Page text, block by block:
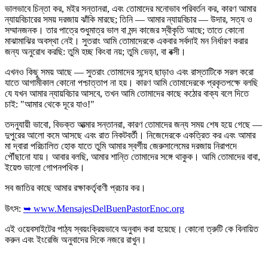
ভালভাবে চিন্তা কর, মইর সন্তানরা, এবং তোমাদের মনোভাব পরিবর্তন কর, কারণ আমার
ন্যায়বিচারের সময় দরজায় ঝাঁকি মারছে; তিনি — আমার ন্যায়বিচার — উদার, সত্য ও
সম্মানজনক। তার পাত্রে শুধুমাত্র ভাল বা মন্দ কাজের স্বীকৃতি আছে; তাতে কোনো
মাঝামাঝির অবস্থা নেই। সুতরাং আমি তোমাদেরকে একবার সর্বদাই মন নির্ধারণ করার
জন্য অনুরোধ করছি: তুমি হচ্ছ কিংবা নয়; তুমি ভেড়া, বা বক্সী।
এখনও কিছু সময় আছে — সুতরাং তোমাদের সন্দেহ ছাড়াও এবং রাস্তাটিকে সরল করো
যাতে আগামীকাল কোনো পশ্চাত্তাপ না হয়। কারণ আমি তোমাদেরকে প্রকৃতপক্ষে বলছি
যে যখন আমার ন্যায়বিচার আসবে, তখন আমি তোমাদের কাছে কঠোর বাক্য বলে দিতে
চাই: "আমার থেকে দূরে যাও!"
তদনুযায়ী ভাবো, বিভক্ত আত্মার সন্তানরা, কারণ তোমাদের জন্য সময় শেষ হয়ে গেছে —
দুপুরের আলো কমে আসছে এবং রাত নিকটবর্তী। নিজেদেরকে একত্রিত কর এবং আমার
মা দ্বারা পরিচালিত হোক যাতে তুমি আমার স্বর্গীয় জেরুসালেমের দরজায় নিরাপদে
পৌঁছানো যায়। আবার বলছি, আমার শান্তি তোমাদের সঙ্গে থাকুক। আমি তোমাদের বাবা,
ইয়েশু ভালো গোপনপথিক।
সব জাতির কাছে আমার রক্ষাকর্তৃবাণী প্রচার কর।
উৎস: ➥ www.MensajesDelBuenPastorEnoc.org
এই ওয়েবসাইটের পাঠ্য স্বয়ংক্রিয়ভাবে অনুবাদ করা হয়েছে। কোনো ত্রুটি কে বিনায়িত
করুন এবং ইংরেজি অনুবাদের দিকে নজরে রাখুন।